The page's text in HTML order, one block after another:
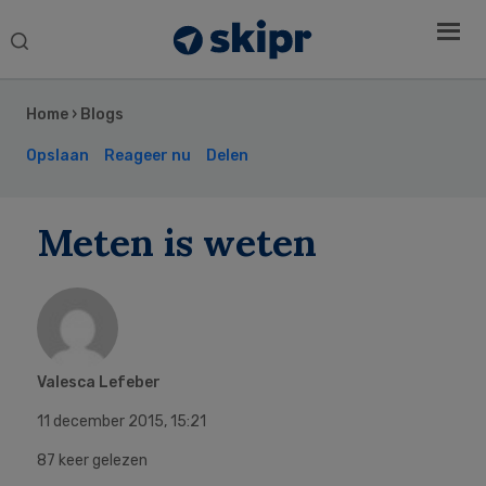
Search
Home › Blogs
Opslaan Reageer nu Delen
Meten is weten
Valesca Lefeber
11 december 2015, 15:21
87 keer gelezen
Sidebar